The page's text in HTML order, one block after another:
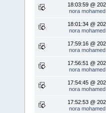
2025-
nora mohamed
2025-
nora mohamed
2025-
nora mohamed
2025-
nora mohamed
2025-
nora mohamed
2025-
nora mohamed